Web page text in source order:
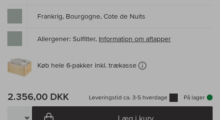
Frankrig, Bourgogne, Cote de Nuits
Allergener: Sulfitter, Information om aftapper
Køb hele 6-pakker inkl. trækasse
2.356,00 DKK Leveringstid ca. 3-5 hverdage På lager
Læg i kurv